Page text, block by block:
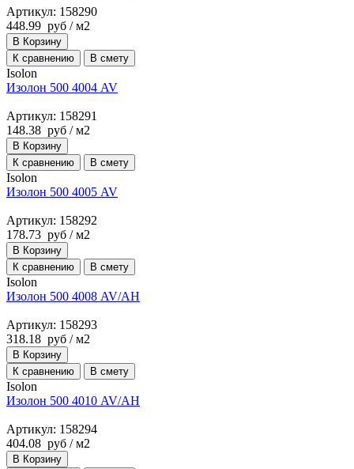
Артикул: 158290
448.99 руб / м2
В Корзину
К сравнению
В смету
Isolon
Изолон 500 4004 AV
Артикул: 158291
148.38 руб / м2
В Корзину
К сравнению
В смету
Isolon
Изолон 500 4005 AV
Артикул: 158292
178.73 руб / м2
В Корзину
К сравнению
В смету
Isolon
Изолон 500 4008 AV/AH
Артикул: 158293
318.18 руб / м2
В Корзину
К сравнению
В смету
Isolon
Изолон 500 4010 AV/AH
Артикул: 158294
404.08 руб / м2
В Корзину